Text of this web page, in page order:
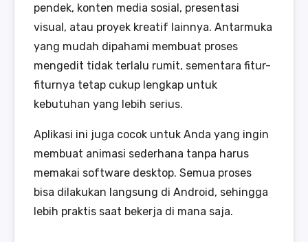
pendek, konten media sosial, presentasi
visual, atau proyek kreatif lainnya. Antarmuka
yang mudah dipahami membuat proses
mengedit tidak terlalu rumit, sementara fitur-
fiturnya tetap cukup lengkap untuk
kebutuhan yang lebih serius.
Aplikasi ini juga cocok untuk Anda yang ingin
membuat animasi sederhana tanpa harus
memakai software desktop. Semua proses
bisa dilakukan langsung di Android, sehingga
lebih praktis saat bekerja di mana saja.